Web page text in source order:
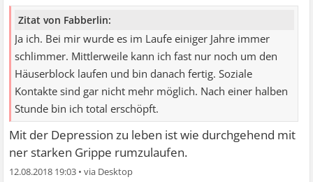
Zitat von Fabberlin:
Ja ich. Bei mir wurde es im Laufe einiger Jahre immer
schlimmer. Mittlerweile kann ich fast nur noch um den
Häuserblock laufen und bin danach fertig. Soziale
Kontakte sind gar nicht mehr möglich. Nach einer halben
Stunde bin ich total erschöpft.
Mit der Depression zu leben ist wie durchgehend mit
ner starken Grippe rumzulaufen.
12.08.2018 19:03 •